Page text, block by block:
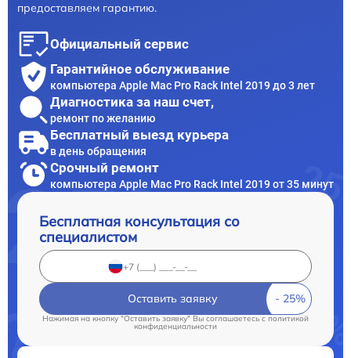
предоставляем гарантию.
Официальный сервис
Гарантийное обслуживание
компьютера Apple Mac Pro Rack Intel 2019 до 3 лет
Диагностика за наш счет,
ремонт по желанию
Бесплатный выезд курьера
в день обращения
Срочный ремонт
компьютера Apple Mac Pro Rack Intel 2019 от 35 минут
Бесплатная консультация со
специалистом
Оставить заявку
Нажимая на кнопку "Оставить заявку" Вы соглашаетесь cполитикой
конфиденциальности